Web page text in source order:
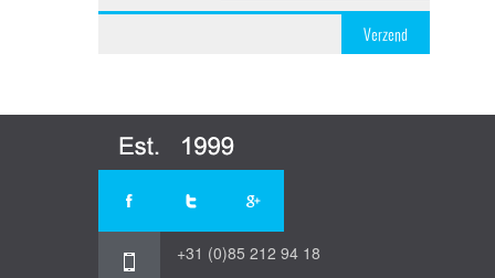
Verzend
+31 (0)85 212 94 18